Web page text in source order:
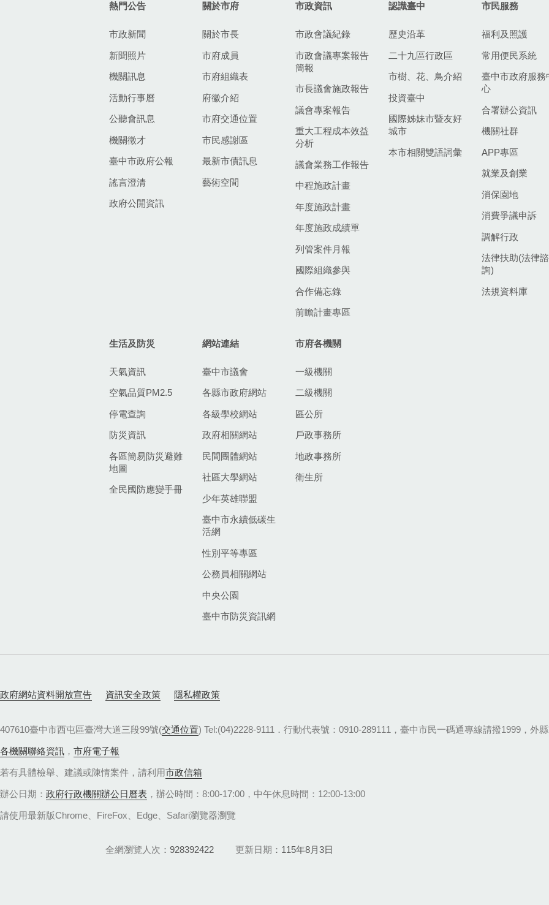
熱門公告
市政新聞
新聞照片
機關訊息
活動行事曆
公聽會訊息
機關徵才
臺中市政府公報
謠言澄清
政府公開資訊
關於市府
關於市長
市府成員
市府組織表
府徽介紹
市府交通位置
市民感謝區
最新市債訊息
藝術空間
市政資訊
市政會議紀錄
市政會議專案報告
簡報
市長議會施政報告
議會專案報告
重大工程成本效益
分析
議會業務工作報告
中程施政計畫
年度施政計畫
年度施政成績單
列管案件月報
國際組織參與
合作備忘錄
前瞻計畫專區
認識臺中
歷史沿革
二十九區行政區
市樹、花、鳥介紹
投資臺中
國際姊妹市暨友好
城市
本市相關雙語詞彙
市民服務
福利及照護
常用便民系統
臺中市政府服務
心
合署辦公資訊
機關社群
APP專區
就業及創業
消保園地
消費爭議申訴
調解行政
法律扶助(法律諮
詢)
法規資料庫
生活及防災
天氣資訊
空氣品質PM2.5
停電查詢
防災資訊
各區簡易防災避難
地圖
全民國防應變手冊
網站連結
臺中市議會
各縣市政府網站
各級學校網站
政府相關網站
民間團體網站
社區大學網站
少年英雄聯盟
臺中市永續低碳生
活網
性別平等專區
公務員相關網站
中央公園
臺中市防災資訊網
市府各機關
一級機關
二級機關
區公所
戶政事務所
地政事務所
衛生所
政府網站資料開放宣告 資訊安全政策 隱私權政策
407610臺中市西屯區臺灣大道三段99號(交通位置) Tel:(04)2228-9111．行動代表號：0910-289111，臺中市民一碼通專線請撥1999，外
各機關聯絡資訊 ， 市府電子報
若有具體檢舉、建議或陳情案件，請利用市政信箱
辦公日期： 政府行政機關辦公日曆表 ，辦公時間：8:00-17:00，中午休息時間：12:00-13:00
請使用最新版Chrome、FireFox、Edge、Safari瀏覽器瀏覽
全網瀏覽人次 928392422 更新日期 115年8月3日